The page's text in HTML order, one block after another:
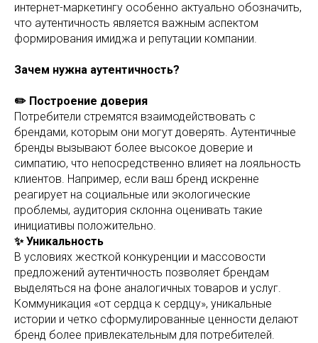
интернет-маркетингу особенно актуально обозначить,
что аутентичность является важным аспектом
формирования имиджа и репутации компании.
Зачем нужна аутентичность?
✏️ Построение доверия
Потребители стремятся взаимодействовать с
брендами, которым они могут доверять. Аутентичные
бренды вызывают более высокое доверие и
симпатию, что непосредственно влияет на лояльность
клиентов. Например, если ваш бренд искренне
реагирует на социальные или экологические
проблемы, аудитория склонна оценивать такие
инициативы положительно.
✨ Уникальность
В условиях жесткой конкуренции и массовости
предложений аутентичность позволяет брендам
выделяться на фоне аналогичных товаров и услуг.
Коммуникация «от сердца к сердцу», уникальные
истории и четко сформулированные ценности делают
бренд более привлекательным для потребителей.